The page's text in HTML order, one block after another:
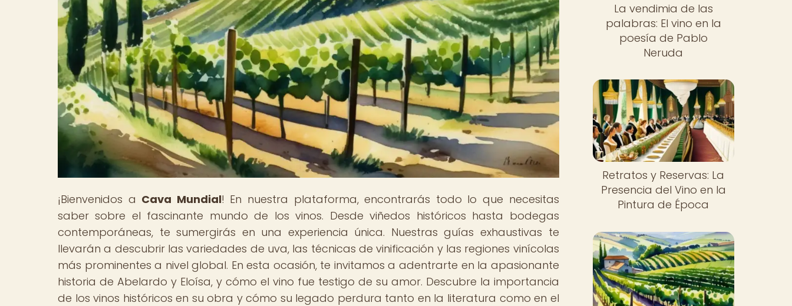
¡Bienvenidos a Cava Mundial! En nuestra plataforma, encontrarás todo lo que necesitas
saber sobre el fascinante mundo de los vinos. Desde viñedos históricos hasta bodegas
contemporáneas, te sumergirás en una experiencia única. Nuestras guías exhaustivas te
llevarán a descubrir las variedades de uva, las técnicas de vinificación y las regiones vinícolas
más prominentes a nivel global. En esta ocasión, te invitamos a adentrarte en la apasionante
historia de Abelardo y Eloísa, y cómo el vino fue testigo de su amor. Descubre la importancia
de los vinos históricos en su obra y cómo su legado perdura tanto en la literatura como en el
La vendimia de las
palabras: El vino en la
poesía de Pablo
Neruda
Retratos y Reservas: La
Presencia del Vino en la
Pintura de Época